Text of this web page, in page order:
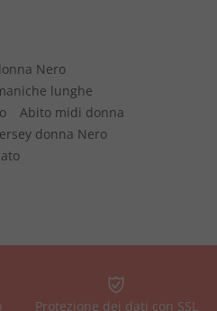
Nero
lunghe
Abito midi donna
donna Nero
Protezione dei dati con SSL